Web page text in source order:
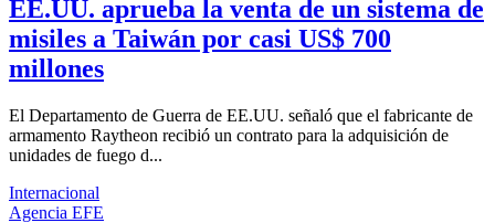
EE.UU. aprueba la venta de un sistema de
misiles a Taiwán por casi US$ 700
millones
El Departamento de Guerra de EE.UU. señaló que el fabricante de
armamento Raytheon recibió un contrato para la adquisición de
unidades de fuego d...
Internacional
Agencia EFE